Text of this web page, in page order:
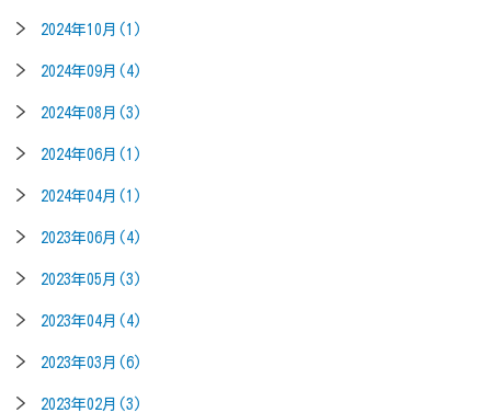
2024年10月(1)
2024年09月(4)
2024年08月(3)
2024年06月(1)
2024年04月(1)
2023年06月(4)
2023年05月(3)
2023年04月(4)
2023年03月(6)
2023年02月(3)